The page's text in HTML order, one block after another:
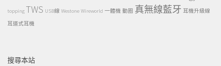
topping TWS USB線 Westone Wireworld 一體機 動圈 真無線藍牙 耳機升級線
耳道式耳機
搜尋本站